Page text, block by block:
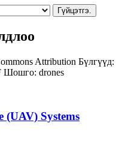
Гүйцэтгэ.
Attribution Бүлгүүд:
Шошго: drones
(UAV) Systems